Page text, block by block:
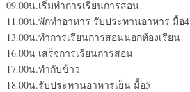
09.00น.เริ่มทำการเรียนการสอน
11.00น.พักทำอาหาร รับประทานอาหาร มื้อ4
13.00น.ทำการเรียนการสอนนอกห้องเรียน
16.00น เสร็จการเรียนการสอน
17.00น.ทำกับข้าว
18.00น.รับประทานอาหารเย็น มื้อ5